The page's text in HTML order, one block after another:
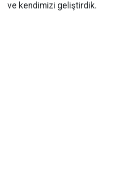
ve kendimizi geliştirdik.